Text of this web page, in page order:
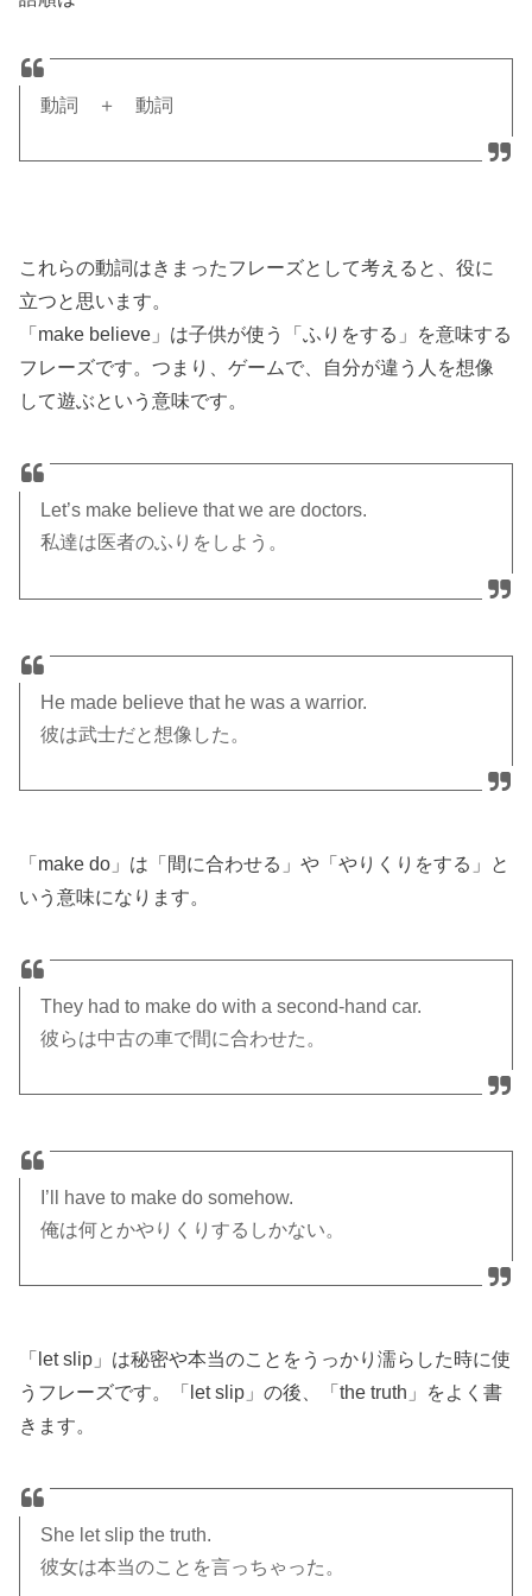
動詞 ＋ 動詞
これらの動詞はきまったフレーズとして考えると、役に
立つと思います。
「make believe」は子供が使う「ふりをする」を意味する
フレーズです。つまり、ゲームで、自分が違う人を想像
して遊ぶという意味です。
Let’s make believe that we are doctors.
私達は医者のふりをしよう。
He made believe that he was a warrior.
彼は武士だと想像した。
「make do」は「間に合わせる」や「やりくりをする」と
いう意味になります。
They had to make do with a second-hand car.
彼らは中古の車で間に合わせた。
I’ll have to make do somehow.
俺は何とかやりくりするしかない。
「let slip」は秘密や本当のことをうっかり濡らした時に使
うフレーズです。「let slip」の後、「the truth」をよく書
きます。
She let slip the truth.
彼女は本当のことを言っちゃった。